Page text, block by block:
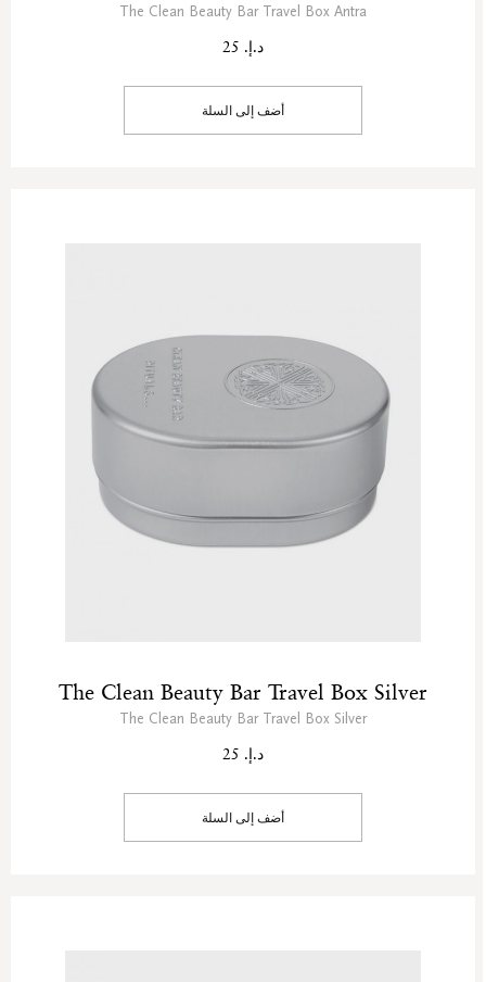
The Clean Beauty Bar Travel Box Antra
د.إ. 25
أضف إلى السلة
The Clean Beauty Bar Travel Box Silver
The Clean Beauty Bar Travel Box Silver
د.إ. 25
أضف إلى السلة